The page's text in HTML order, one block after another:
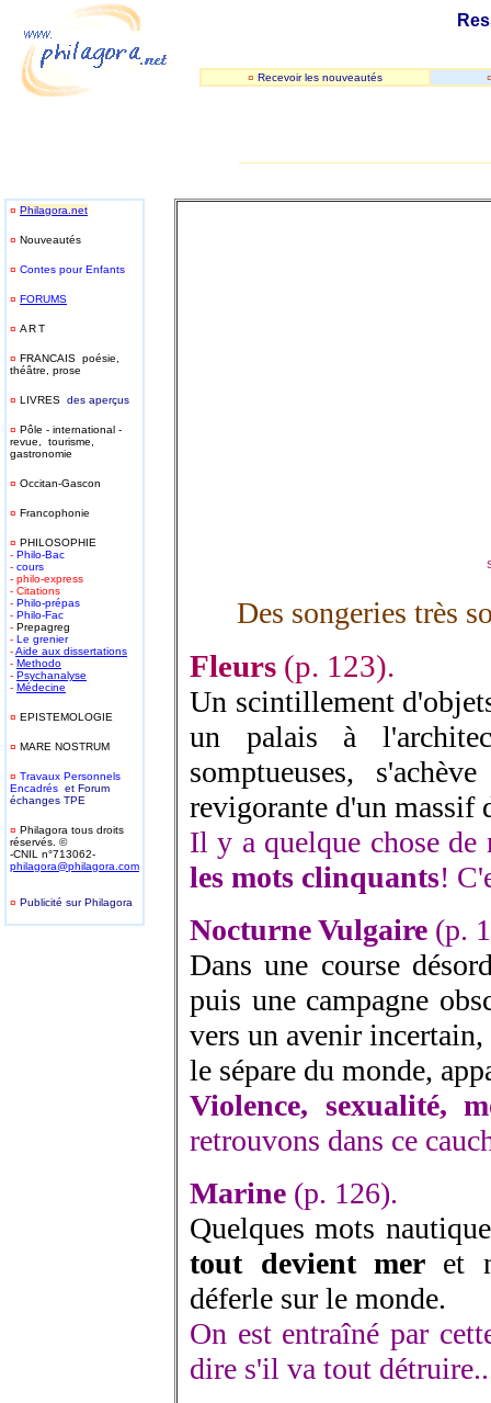
¤ Recevoir les nouveautés
¤ Philagora.net
¤ Nouveautés
¤ Contes pour Enfants
¤ FORUMS
¤ ART
¤ FRANCAIS poésie,
théâtre, prose
¤ LIVRES des aperçus
¤ Pôle - international -
revue, tourisme,
gastronomie
¤ Occitan-Gascon
¤ Francophonie
¤ PHILOSOPHIE
- Philo-Bac
- cours
- philo-express
- Citations
- Philo-prépas
- Philo-Fac
- Prepagreg
- Le grenier
-Aide aux dissertations
- Methodo
- Psychanalyse
- Médecine
¤ EPISTEMOLOGIE
¤ MARE NOSTRUM
¤ Travaux Personnels
Encadrés et Forum
échanges TPE
¤ Philagora tous droits
réservés. ©
-CNIL n°713062-
philagora@philagora.com
¤ Publicité sur Philagora
Des songeries très
Fleurs (p. 123).
Un scintillement
un palais à
somptueuses,
revigorante d'un massif
Il y a quelque chose
les mots clinquants!
Nocturne Vulgaire (p.
Dans une course
puis une campagne
vers un avenir
le sépare du monde,
Violence, sexualité,
retrouvons dans ce
Marine (p. 126).
Quelques mots
tout devient mer et
déferle sur le monde.
On est entraîné par
dire s'il va tout